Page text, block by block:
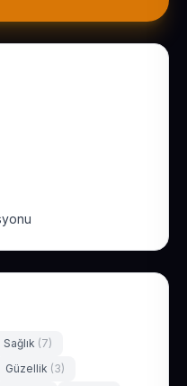
Sağlık (7)
Güzellik (3)